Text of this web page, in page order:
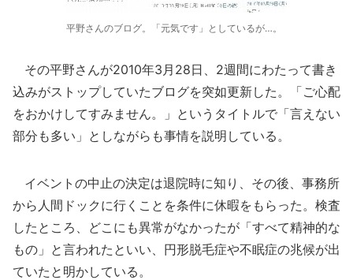
平野さんのブログ。「元気です」としているが…。
その平野さんが2010年3月28日、2週間にわたって書き
込みがストップしていたブログを突如更新した。「ご心配
をおかけしてすみません。」というタイトルで「言えない
部分も多い」としながらも事情を説明している。
イベントの中止の決定は退院時に知り、その後、事務所
から人間ドックに行くことを条件に休暇をもらった。検査
したところ、どこにも異常がなかったが「すべて精神的な
もの」と言われたといい、円形脱毛症や不眠症の兆候が出
ていたと明かしている。